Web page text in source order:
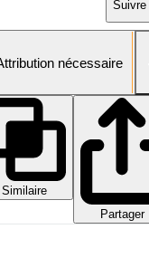
Suivre
nécessaire
Similaire
Partager